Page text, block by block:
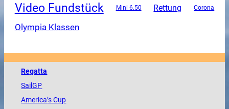
Video Fundstück Mini 6.50 Rettung Corona
Olympia Klassen
Regatta
SailGP
America’s Cup